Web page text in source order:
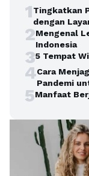
1Tingkatkan
dengan
2Mengenal
Indonesia
35 Tempat
4Cara
Pandemi
5Manfaat